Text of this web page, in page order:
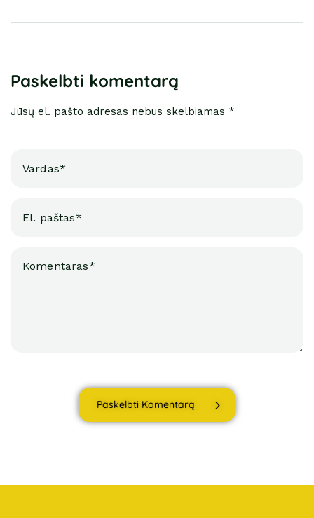
Paskelbti komentarą
Jūsų el. pašto adresas nebus skelbiamas *
Paskelbti Komentarą